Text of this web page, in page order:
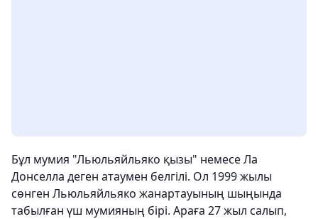
Бұл мумия "Льюльяйльяко қызы" немесе Ла
Донселла деген атаумен белгілі. Ол 1999 жылы
сөнген Льюльяйльяко жанартауының шыңында
табылған үш мумияның бірі. Араға 27 жыл салып,